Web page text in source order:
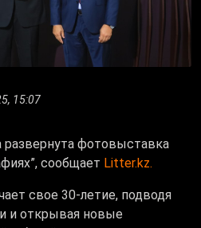
15:07
фотовыставка
сообщает Litter.kz.
свое 30-летие, подводя
и открывая новые